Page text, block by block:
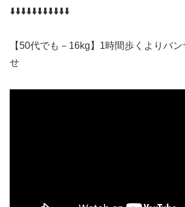
⬇️⬇️⬇️⬇️⬇️⬇️⬇️⬇️⬇️⬇️⬇️
【50代でも－16kg】1時間歩くよりバ
せ